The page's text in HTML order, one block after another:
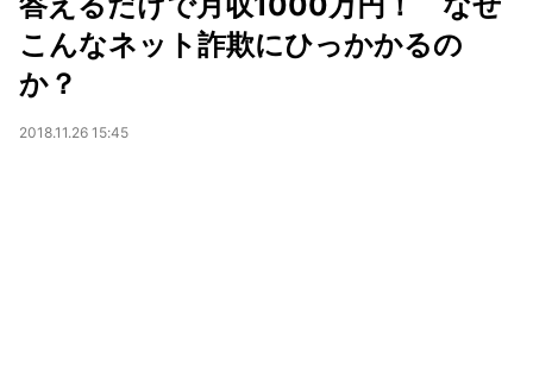
こんなネット詐欺にひっかかるの
か？
2018.11.26 15:45